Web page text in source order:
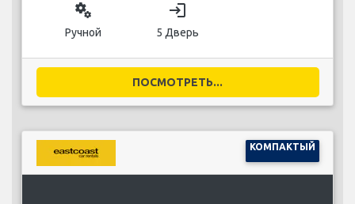
miscellaneous_services
Ручной
login
5 Дверь
ПОСМОТРЕТЬ...
КОМПАКТЫЙ